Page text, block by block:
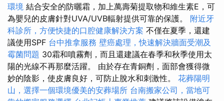
環境 結合安全的防曬霜，加上萬壽菊提取物和維生素E，可
為嬰兒的皮膚針對UVA/UVB輻射提供可靠的保護。 附近牙
科診所，方便快捷的口腔健康解決方案 不僅在夏季，還建
議使用SPF 台中推拿服務 壁癌處理，快速解決牆面受潮及
霉菌問題 30霜和噴霧劑，而且還建議在春季和秋季使用太
陽的光線不再那麼活躍。 由於存在青銅劑，面部會獲得微
妙的陰影，使皮膚良好，可防止脫水和刺激性。 花葬陽明
山，選擇一個環境優美的安葬場所 台南搬家公司，當地可